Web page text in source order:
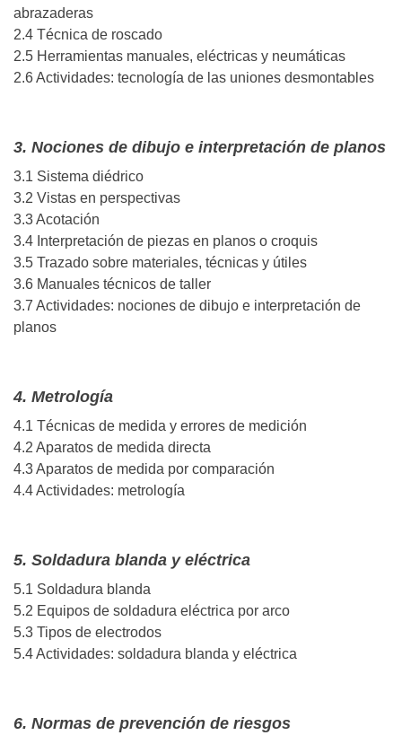
abrazaderas
2.4 Técnica de roscado
2.5 Herramientas manuales, eléctricas y neumáticas
2.6 Actividades: tecnología de las uniones desmontables
3. Nociones de dibujo e interpretación de planos
3.1 Sistema diédrico
3.2 Vistas en perspectivas
3.3 Acotación
3.4 Interpretación de piezas en planos o croquis
3.5 Trazado sobre materiales, técnicas y útiles
3.6 Manuales técnicos de taller
3.7 Actividades: nociones de dibujo e interpretación de
planos
4. Metrología
4.1 Técnicas de medida y errores de medición
4.2 Aparatos de medida directa
4.3 Aparatos de medida por comparación
4.4 Actividades: metrología
5. Soldadura blanda y eléctrica
5.1 Soldadura blanda
5.2 Equipos de soldadura eléctrica por arco
5.3 Tipos de electrodos
5.4 Actividades: soldadura blanda y eléctrica
6. Normas de prevención de riesgos